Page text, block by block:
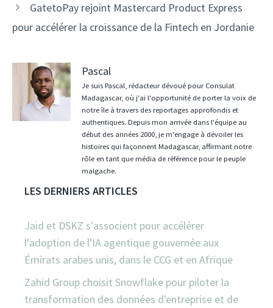
GatetoPay rejoint Mastercard Product Express
pour accélérer la croissance de la Fintech en Jordanie
Pascal
Je suis Pascal, rédacteur dévoué pour Consulat
Madagascar, où j'ai l'opportunité de porter la voix de
notre île à travers des reportages approfondis et
authentiques. Depuis mon arrivée dans l'équipe au
début des années 2000, je m'engage à dévoiler les
histoires qui façonnent Madagascar, affirmant notre
rôle en tant que média de référence pour le peuple
malgache.
LES DERNIERS ARTICLES
Jaid et DSKZ s'associent pour accélérer
l'adoption de l'IA agentique gouvernée aux
Émirats arabes unis, dans le CCG et en Afrique
Zahid Group choisit Snowflake pour piloter la
transformation des données d'entreprise et de